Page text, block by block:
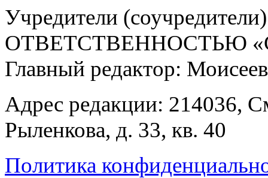
Учредители
ОТВЕТСТВЕННОСТЬЮ
Главный редактор:
Адрес редакции: 214036,
Рыленкова, д. 33, кв. 40
Политика